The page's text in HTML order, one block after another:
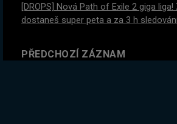
[DROPS] Nová Path of Exile 2 giga
dostaneš super peta a za 3 h
PŘEDCHOZÍ ZÁZNAM